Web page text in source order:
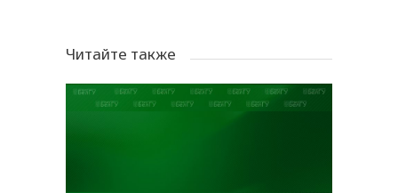
Читайте также